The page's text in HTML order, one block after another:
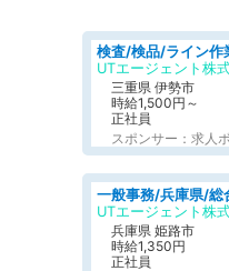
UTエージェント株
三重県 伊勢市
時給1,500円～
正社員
スポンサー：求人
UTエージェント株
兵庫県 姫路市
時給1,350円
正社員